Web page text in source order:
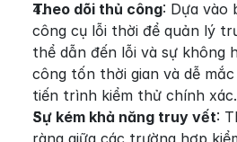
Theo dõi thủ công: Dựa vào
công cụ lỗi thời để quản lý
thể dẫn đến lỗi và sự không
công tốn thời gian và dễ
tiến trình kiểm thử chính xác.
Sự kém khả năng truy vết:
ràng giữa các trường hợp